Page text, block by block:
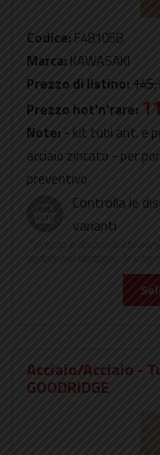
Codice: F48105B
Marca: KAWASAKI
Prezzo di listino:
Prezzo hot'n'rare:
Note: - kit tubi ant. e
acciaio zincato - per
preventivo
Controlla le
varianti
* prezzo e disponibilità
vedere nel dettaglio le
Acciaio/Acciaio -
GOODRIDGE